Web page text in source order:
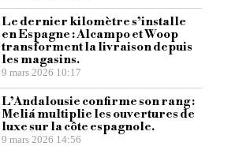
Le dernier kilomètre s’installe
en Espagne : Alcampo et Woop
transforment la livraison depuis
les magasins.
9 mars 2026 10:17
L’Andalousie confirme son rang :
Meliá multiplie les ouvertures de
luxe sur la côte espagnole.
9 mars 2026 14:56